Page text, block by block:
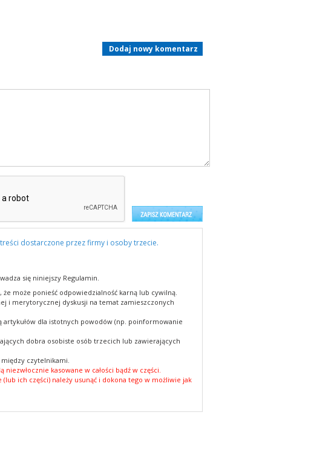
Dodaj nowy komentarz
dostarczone przez firmy i osoby trzecie.
się niniejszy Regulamin.
może ponieść odpowiedzialność karną lub cywilną.
i merytorycznej dyskusji na temat zamieszczonych
dla istotnych powodów (np. poinformowanie
dobra osobiste osób trzecich lub zawierających
czytelnikami.
kasowane w całości bądź w części.
ich części) należy usunąć i dokona tego w możliwie jak